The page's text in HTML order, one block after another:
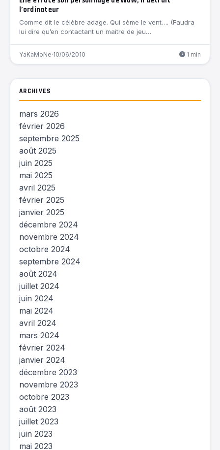
l’ordinateur
Comme dit le célèbre adage. Qui sème le vent…. (Faudra
lui dire qu’en contactant un maitre de jeu…
YaKaMoNe·10/06/2010 1 min
ARCHIVES
mars 2026
février 2026
septembre 2025
août 2025
juin 2025
mai 2025
avril 2025
février 2025
janvier 2025
décembre 2024
novembre 2024
octobre 2024
septembre 2024
août 2024
juillet 2024
juin 2024
mai 2024
avril 2024
mars 2024
février 2024
janvier 2024
décembre 2023
novembre 2023
octobre 2023
août 2023
juillet 2023
juin 2023
mai 2023